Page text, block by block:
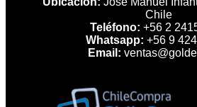
Chile
Teléfono: +56 2
Whatsapp: +56 9
Email: